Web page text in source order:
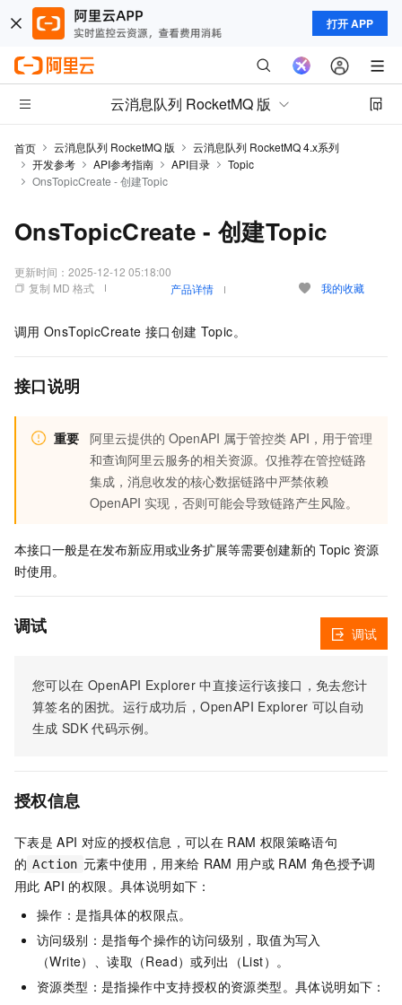
打开 APP
云消息队列 RocketMQ 版
首页 云消息队列 RocketMQ 版
云消息队列 RocketMQ 4.x系列
开发参考
API参考指南 API目录
Topic
OnsTopicCreate - 创建Topic
OnsTopicCreate - 创建Topic
更新时间： 2025-12-12 05:18:00
复制 MD 格式
产品详情 我的收藏
调用 OnsTopicCreate 接口创建 Topic。
接口说明
重要 阿里云提供的 OpenAPI 属于管控类 API，用于管理
和查询阿里云服务的相关资源。仅推荐在管控链路
集成，消息收发的核心数据链路中严禁依赖
OpenAPI 实现，否则可能会导致链路产生风险。
本接口一般是在发布新应用或业务扩展等需要创建新的 Topic 资源
时使用。
调试
您可以在 OpenAPI Explorer 中直接运行该接口，免去您计
算签名的困扰。运行成功后，OpenAPI Explorer 可以自动
生成 SDK 代码示例。
调试
授权信息
下表是 API 对应的授权信息，可以在 RAM 权限策略语句
的 Action 元素中使用，用来给 RAM 用户或 RAM 角色授予调
用此 API 的权限。具体说明如下：
操作：是指具体的权限点。
访问级别：是指每个操作的访问级别，取值为写入
（Write）、读取（Read）或列出（List）。
资源类型：是指操作中支持授权的资源类型。具体说明如下：